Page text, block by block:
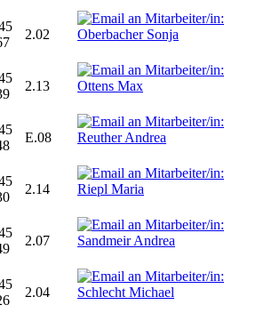
2.02
2.13
E.08
2.14
2.07
2.04